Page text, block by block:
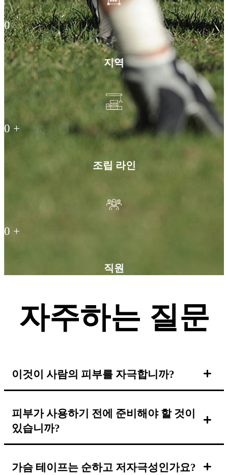
0
지역
0 +
조립 라인
0 +
직원
자주하는 질문
이것이 사람의 피부를 자극합니까?
피부가 사용하기 전에 준비해야 할 것이
있습니까?
가슴 테이프는 순하고 저자극성인가요?